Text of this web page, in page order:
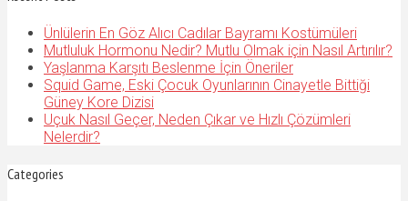
Ünlülerin En Göz Alıcı Cadılar Bayramı Kostümüleri
Mutluluk Hormonu Nedir? Mutlu Olmak için Nasıl Artırılır?
Yaşlanma Karşıtı Beslenme İçin Öneriler
Squid Game, Eski Çocuk Oyunlarının Cinayetle Bittiği
Güney Kore Dizisi
Uçuk Nasıl Geçer, Neden Çıkar ve Hızlı Çözümleri
Nelerdir?
Categories